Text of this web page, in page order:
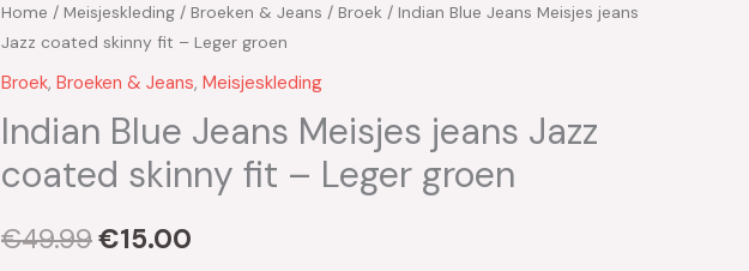
Home / Meisjeskleding / Broeken & Jeans / Broek / Indian Blue Jeans Meisjes jeans
Jazz coated skinny fit – Leger groen
Broek, Broeken & Jeans, Meisjeskleding
Indian Blue Jeans Meisjes jeans Jazz
coated skinny fit – Leger groen
€49.99
Oorspronkelijke
prijs
was:
€49.99.
€15.00
Huidige
prijs
is:
€15.00.